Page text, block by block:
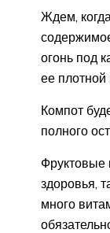
Ждем,
огонь под
ее плотной
Компот
полного
Фруктовые
здоровья,
много